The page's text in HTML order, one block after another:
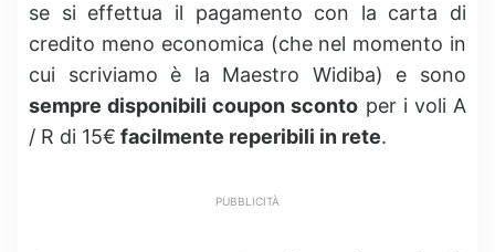
se si effettua il pagamento con la carta di
credito meno economica (che nel momento in
cui scriviamo è la Maestro Widiba) e sono
sempre disponibili coupon sconto per i voli A
/ R di 15€ facilmente reperibili in rete.
PUBBLICITÀ